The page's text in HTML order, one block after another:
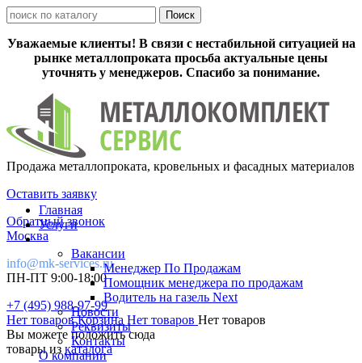
Уважаемые клиенты! В связи с нестабильной ситуацией на
рынке металлопроката просьба актуальные цены
уточнять у менеджеров. Спасибо за понимание.
Продажа металлопроката, кровельных и фасадных материалов
Оставить заявку
Обратный звонок
Москва
info@mk-services.ru
ПН-ПТ 9:00-18:00
+7 (495) 988-97-99
Нет товаровКорзина Нет товаров Нет товаров
Вы можете положить сюда
товары из каталога
Главная
Услуги
Вакансии
Менеджер По Продажам
Помощник менеджера по продажам
Водитель на газель Next
Новости
Реквизиты
Контакты
О компании